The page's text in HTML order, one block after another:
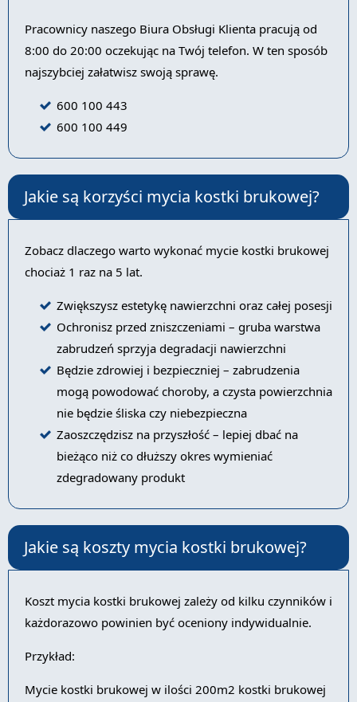
Pracownicy naszego Biura Obsługi Klienta pracują od
8:00 do 20:00 oczekując na Twój telefon. W ten sposób
najszybciej załatwisz swoją sprawę.
600 100 443
600 100 449
Jakie są korzyści mycia kostki brukowej?
Zobacz dlaczego warto wykonać mycie kostki brukowej
chociaż 1 raz na 5 lat.
Zwiększysz estetykę nawierzchni oraz całej posesji
Ochronisz przed zniszczeniami – gruba warstwa
zabrudzeń sprzyja degradacji nawierzchni
Będzie zdrowiej i bezpieczniej – zabrudzenia
mogą powodować choroby, a czysta powierzchnia
nie będzie śliska czy niebezpieczna
Zaoszczędzisz na przyszłość – lepiej dbać na
bieżąco niż co dłuższy okres wymieniać
zdegradowany produkt
Jakie są koszty mycia kostki brukowej?
Koszt mycia kostki brukowej zależy od kilku czynników i
każdorazowo powinien być oceniony indywidualnie.
Przykład:
Mycie kostki brukowej w ilości 200m2 kostki brukowej